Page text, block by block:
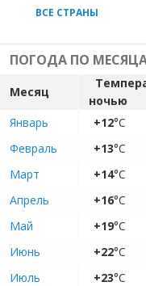
ВСЕ СТРАНЫ
ПОГОДА ПО
Месяц
ночью
Январь
+12°C
Февраль
+13°C
Март
+14°C
Апрель
+16°C
Май
+19°C
Июнь
+22°C
Июль
+23°C